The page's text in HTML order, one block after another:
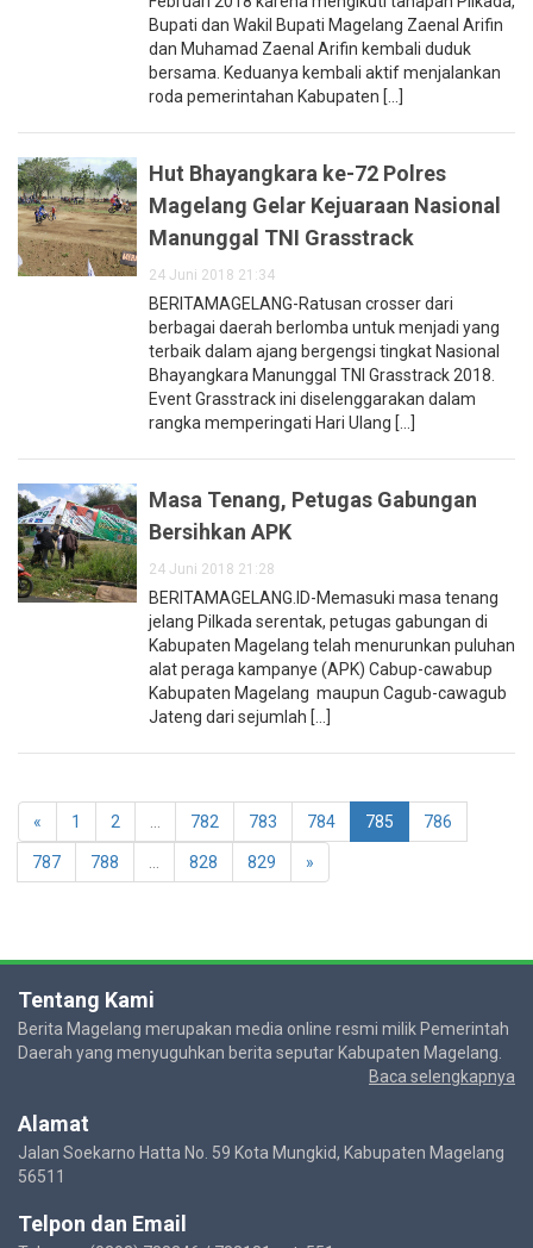
Bupati dan Wakil Bupati Magelang Zaenal Arifin
dan Muhamad Zaenal Arifin kembali duduk
bersama. Keduanya kembali aktif menjalankan
roda pemerintahan Kabupaten [...]
Hut Bhayangkara ke-72 Polres
Magelang Gelar Kejuaraan Nasional
Manunggal TNI Grasstrack
24 Juni 2018 21:34
BERITAMAGELANG-Ratusan crosser dari
berbagai daerah berlomba untuk menjadi yang
terbaik dalam ajang bergengsi tingkat Nasional
Bhayangkara Manunggal TNI Grasstrack 2018.
Event Grasstrack ini diselenggarakan dalam
rangka memperingati Hari Ulang [...]
Masa Tenang, Petugas Gabungan
Bersihkan APK
24 Juni 2018 21:28
BERITAMAGELANG.ID-Memasuki masa tenang
jelang Pilkada serentak, petugas gabungan di
Kabupaten Magelang telah menurunkan puluhan
alat peraga kampanye (APK) Cabup-cawabup
Kabupaten Magelang maupun Cagub-cawagub
Jateng dari sejumlah [...]
« 1 2 782 783 784 785 786
787 788 828 829 »
Tentang Kami
Berita Magelang merupakan media online resmi milik Pemerintah
Daerah yang menyuguhkan berita seputar Kabupaten Magelang.
Baca selengkapnya
Alamat
Jalan Soekarno Hatta No. 59 Kota Mungkid, Kabupaten Magelang
56511
Telpon dan Email